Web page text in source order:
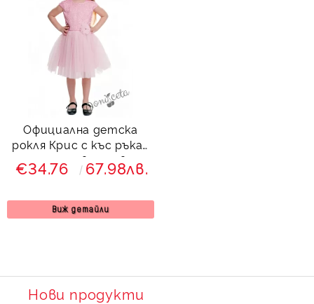
Официална детска
рокля Крис с къс ръкав
с дантела в розово и
богат тюл от
€34.76 67.98лв.
Виж детайли
Нови продукти